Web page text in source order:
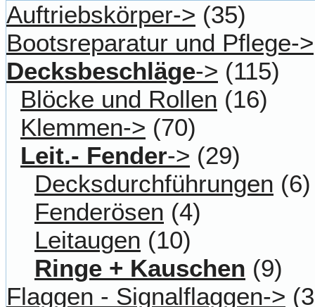
Auftriebskörper-> (35)
Bootsreparatur und Pflege->
Decksbeschläge-> (115)
Blöcke und Rollen (16)
Klemmen-> (70)
Leit.- Fender-> (29)
Decksdurchführungen (6)
Fenderösen (4)
Leitaugen (10)
Ringe + Kauschen (9)
Flaggen - Signalflaggen->